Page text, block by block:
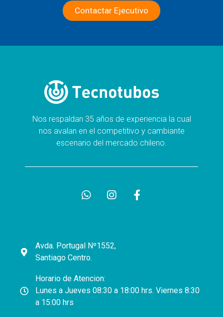
Contactar Ejecutivo
Nos respaldan 35 años de experiencia la cual
nos avalan en el competitivo y cambiante
escenario del mercado chileno.
Avda. Portugal Nº1552,
Santiago Centro.
Horario de Atencion:
Lunes a Jueves 08:30 a 18:00 hrs. Viernes 8:30
a 15:00 hrs